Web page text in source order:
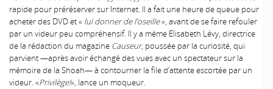
rapide pour préréserver sur Internet. Il a fait une heure de queue pour
acheter des DVD et « lui donner de l’oseille», avant de se faire refouler
par un videur peu compréhensif. Il y a méme Elisabeth Lévy, directrice
de la rédaction du magazine Causeur, poussée par la curiosité, qui
parvient —après avoir échangé des vues avec un spectateur sur la
mémoire de la Shoah— à contourner la file d’attente escortée par un
videur. «Privilège!», lance un moqueur.